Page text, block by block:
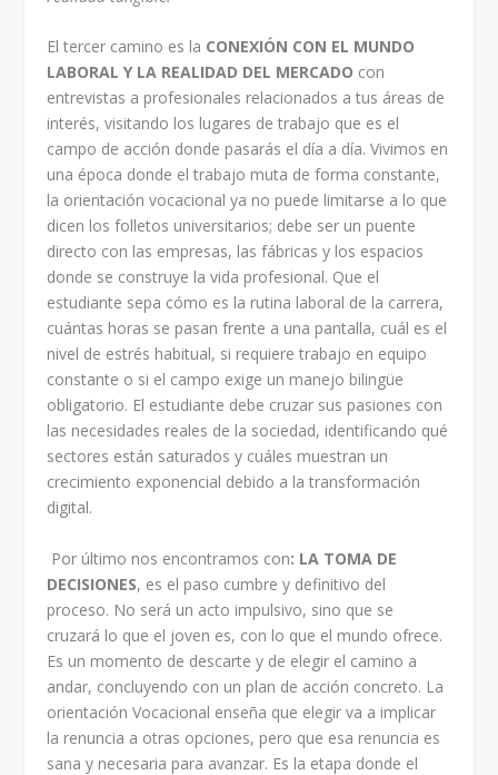
El tercer camino es la CONEXIÓN CON EL MUNDO
LABORAL Y LA REALIDAD DEL MERCADO con
entrevistas a profesionales relacionados a tus áreas de
interés, visitando los lugares de trabajo que es el
campo de acción donde pasarás el día a día. Vivimos en
una época donde el trabajo muta de forma constante,
la orientación vocacional ya no puede limitarse a lo que
dicen los folletos universitarios; debe ser un puente
directo con las empresas, las fábricas y los espacios
donde se construye la vida profesional. Que el
estudiante sepa cómo es la rutina laboral de la carrera,
cuántas horas se pasan frente a una pantalla, cuál es el
nivel de estrés habitual, si requiere trabajo en equipo
constante o si el campo exige un manejo bilingüe
obligatorio. El estudiante debe cruzar sus pasiones con
las necesidades reales de la sociedad, identificando qué
sectores están saturados y cuáles muestran un
crecimiento exponencial debido a la transformación
digital.
Por último nos encontramos con: LA TOMA DE
DECISIONES, es el paso cumbre y definitivo del
proceso. No será un acto impulsivo, sino que se
cruzará lo que el joven es, con lo que el mundo ofrece.
Es un momento de descarte y de elegir el camino a
andar, concluyendo con un plan de acción concreto. La
orientación Vocacional enseña que elegir va a implicar
la renuncia a otras opciones, pero que esa renuncia es
sana y necesaria para avanzar. Es la etapa donde el